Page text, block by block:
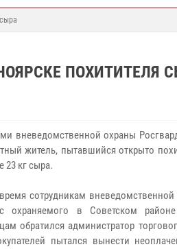
ПОХИТИТЕЛЯ
вневедомственной охраны
житель, пытавшийся открыто
23 кг сыра.
сотрудникам
с охраняемого в Советском
обратился администратор
пытался вынести